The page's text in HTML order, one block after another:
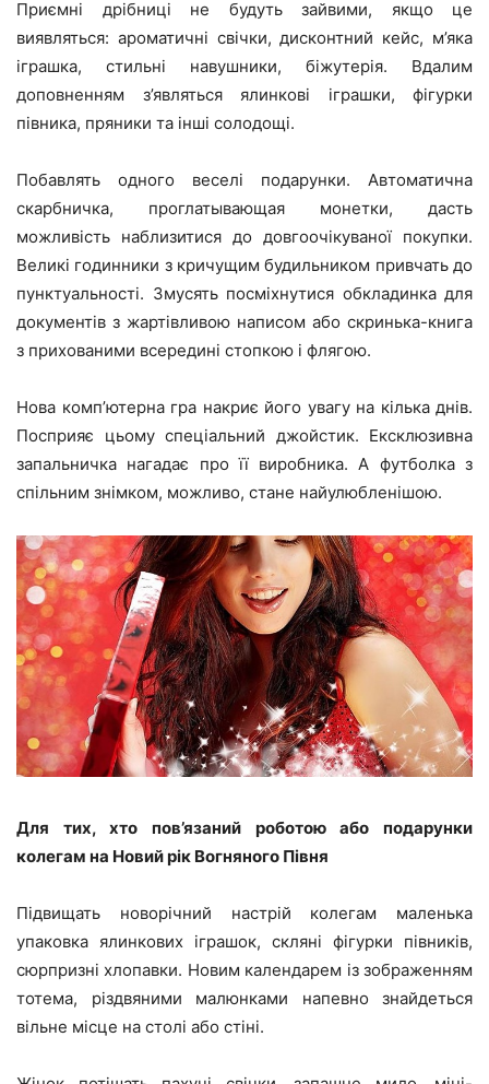
Приємні дрібниці не будуть зайвими, якщо це
виявляться: ароматичні свічки, дисконтний кейс, м’яка
іграшка, стильні навушники, біжутерія. Вдалим
доповненням з’являться ялинкові іграшки, фігурки
півника, пряники та інші солодощі.
Побавлять одного веселі подарунки. Автоматична
скарбничка, проглатывающая монетки, дасть
можливість наблизитися до довгоочікуваної покупки.
Великі годинники з кричущим будильником привчать до
пунктуальності. Змусять посміхнутися обкладинка для
документів з жартівливою написом або скринька-книга
з прихованими всередині стопкою і флягою.
Нова комп’ютерна гра накриє його увагу на кілька днів.
Посприяє цьому спеціальний джойстик. Ексклюзивна
запальничка нагадає про її виробника. А футболка з
спільним знімком, можливо, стане найулюбленішою.
Для тих, хто пов’язаний роботою або подарунки
колегам на Новий рік Вогняного Півня
Підвищать новорічний настрій колегам маленька
упаковка ялинкових іграшок, скляні фігурки півників,
сюрпризні хлопавки. Новим календарем із зображенням
тотема, різдвяними малюнками напевно знайдеться
вільне місце на столі або стіні.